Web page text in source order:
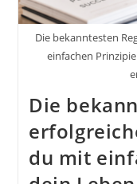
Die bekanntesten
einfachen
Die
du mit